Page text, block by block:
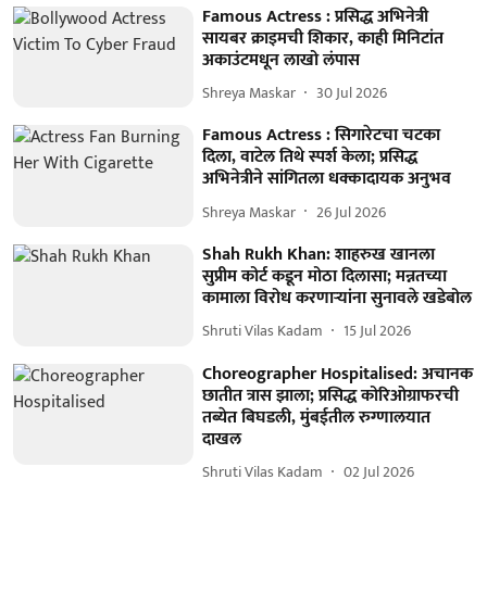
Famous Actress : प्रसिद्ध अभिनेत्री
सायबर क्राइमची शिकार, काही मिनिटांत
अकाउंटमधून लाखो लंपास
Shreya Maskar 30 Jul 2026
Famous Actress : सिगारेटचा चटका
दिला, वाटेल तिथे स्पर्श केला; प्रसिद्ध
अभिनेत्रीने सांगितला धक्कादायक अनुभव
Shreya Maskar 26 Jul 2026
Shah Rukh Khan: शाहरुख खानला
सुप्रीम कोर्ट कडून मोठा दिलासा; मन्नतच्या
कामाला विरोध करणाऱ्यांना सुनावले खडेबोल
Shruti Vilas Kadam 15 Jul 2026
Choreographer Hospitalised: अचानक
छातीत त्रास झाला; प्रसिद्ध कोरिओग्राफरची
तब्येत बिघडली, मुंबईतील रुग्णालयात
दाखल
Shruti Vilas Kadam 02 Jul 2026